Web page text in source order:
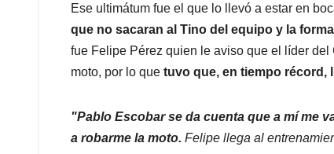
Ese ultimátum fue el que lo llevó a estar en
que no sacaran al Tino del equipo y la
fue Felipe Pérez quien le aviso que el líder
moto, por lo que tuvo que, en tiempo récord,
"Pablo Escobar se da cuenta que a mí me
a robarme la moto. Felipe llega al